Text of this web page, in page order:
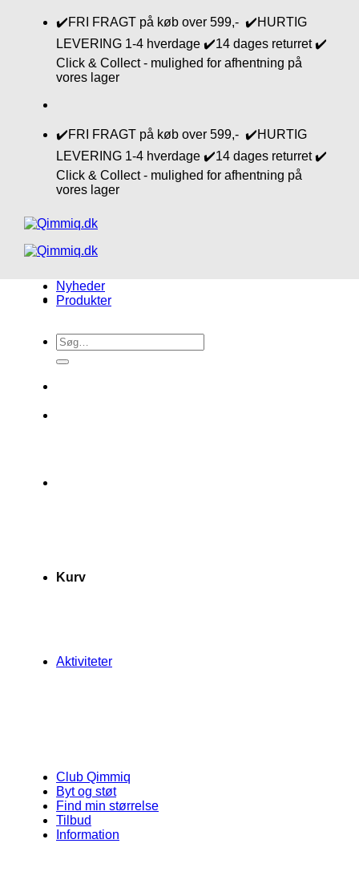
✔️FRI FRAGT på køb over 599,- ✔️HURTIG
LEVERING 1-4 hverdage ✔️14 dages returret ✔️
Click & Collect - mulighed for afhentning på
vores lager
✔️FRI FRAGT på køb over 599,- ✔️HURTIG
LEVERING 1-4 hverdage ✔️14 dages returret ✔️
Click & Collect - mulighed for afhentning på
vores lager
Søg
efter:
Kurv
Nyheder
Produkter
Aktiviteter
Club Qimmiq
Byt og støt
Find min størrelse
Tilbud
Information